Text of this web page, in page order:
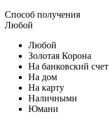
Способ получения
Любой
Любой
Золотая Корона
На банковский счет
На дом
На карту
Наличными
Юмани